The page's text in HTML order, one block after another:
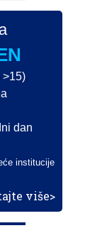
dan
institucije
više>